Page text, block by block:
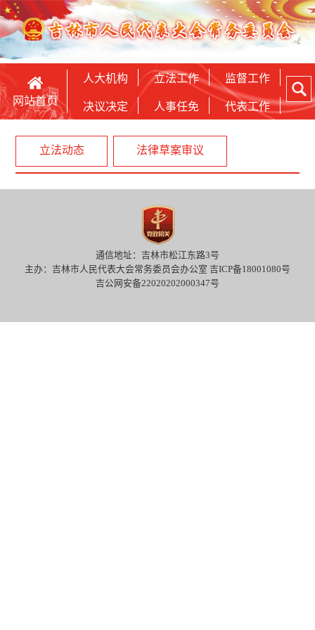
网站首页
人大机构 立法工作 监督工作
决议决定 人事任免 代表工作
立法动态 法律草案审议
通信地址：吉林市松江东路3号
主办：吉林市人民代表大会常务委员会办公室 吉ICP备18001080号
吉公网安备22020202000347号